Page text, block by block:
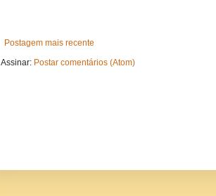
Postagem mais recente
Assinar: Postar comentários (Atom)